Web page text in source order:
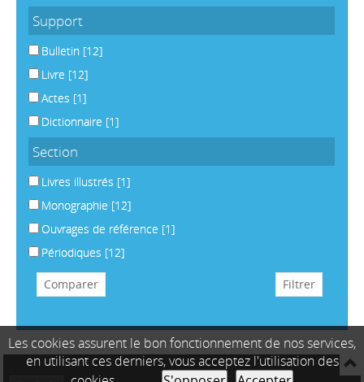
Support
Bulletin [12]
Livre [12]
Actes [1]
Dictionnaire [1]
Section
Livres illustrés [1]
Monographie [12]
Ouvrages de référence [1]
Périodiques [12]
Les cookies assurent le bon fonctionnement de nos services,
en utilisant ces derniers, vous acceptez l'utilisation des